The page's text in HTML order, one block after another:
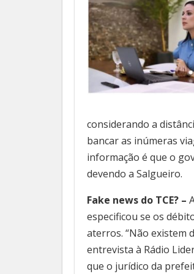
considerando a
bancar as inúmeras
informação é que o
devendo a Salgueiro.
Fake news do TCE? –
especificou se os
aterros. “Não existem
entrevista à Rádio
que o jurídico da